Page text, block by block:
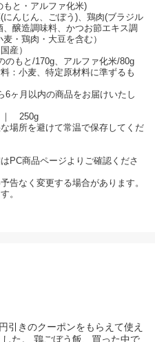
と・アルファ化米)
んじん、ごぼう)、鶏肉(ブラジル
醸造調味料、かつお節エキス調
・鶏肉・大豆を含む）
産）
のもと/170g、アルファ化米/80g
：小麦、特定原材料に準ずるも
ヶ月以内の商品をお届けいたし
｜ 250g
場所を避けて常温で保存してくだ
PC商品ページよりご確認くださ
告なく変更する場合があります。
。
引きのクーポンをもらえて使え
た。 鶏ごぼう飯、買った中で